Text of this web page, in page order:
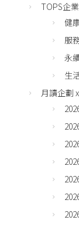
TOPS企
健
服
永
生
月讀企劃